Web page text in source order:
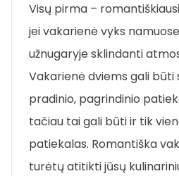
Visų pirma –
jei vakarienė vyks
užnugaryje sklindanti
Vakarienė dviems gali būti
pradinio, pagrindinio
tačiau tai gali būti ir tik
patiekalas. Romantiška
turėtų atitikti jūsų